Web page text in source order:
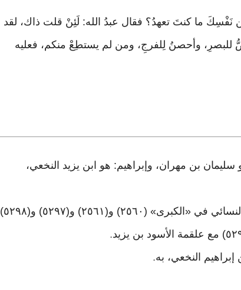
نَفْسِكَ ما كنتَ تعهدُ؟ فقال عبدُ الله: لَئِنْ قلت ذاك، لقد
وأحصنُ لِلفرجِ، ومن لم يستطِعْ منكم، فعليه
بن مهران، وإبراهيم: هو ابن يزيد النخعي،
وأخرجه البخاري (١٩٠٥) و(٥٠٦٥)، ومسلم (١٤٠٠)، وابن ماجه (١٨٤٥)، والنسائي في «الكبرى» (٢٥٦٠) و(٢٥٦١) و(٥٢٩٧) و(٥٢٩٨)
.
.